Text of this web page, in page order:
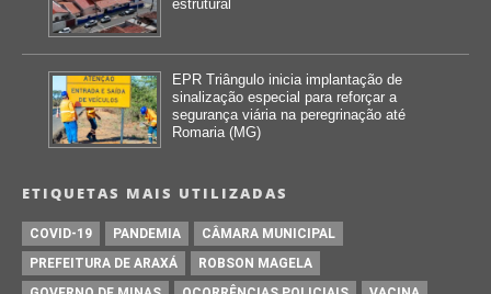
estrutural
EPR Triângulo inicia implantação de
sinalização especial para reforçar a
segurança viária na peregrinação até
Romaria (MG)
ETIQUETAS MAIS UTILIZADAS
COVID-19 PANDEMIA
CÂMARA MUNICIPAL
PREFEITURA DE ARAXÁ
ROBSON MAGELA